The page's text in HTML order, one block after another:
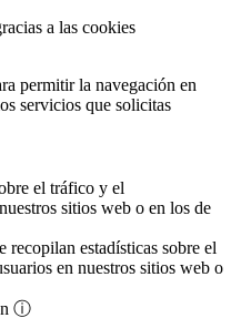
a las cookies
permitir la navegación en
servicios que solicitas
el tráfico y el
sitios web o en los de
recopilan estadísticas sobre el
en nuestros sitios web o
ⓘ